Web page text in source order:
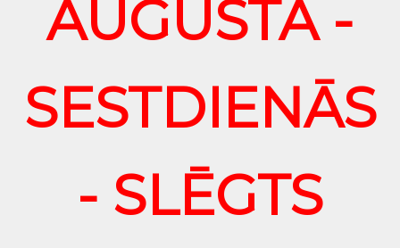
AUGUSTĀ -
SESTDIENĀS
- SLĒGTS